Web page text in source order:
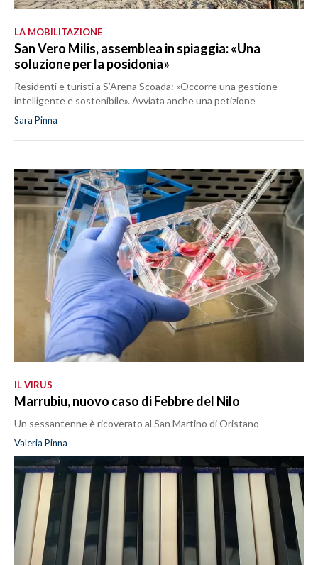
LA MOBILITAZIONE
San Vero Milis, assemblea in spiaggia: «Una
soluzione per la posidonia»
Residenti e turisti a S’Arena Scoada: «Occorre una gestione
intelligente e sostenibile». Avviata anche una petizione
Sara Pinna
IL VIRUS
Marrubiu, nuovo caso di Febbre del Nilo
Un sessantenne è ricoverato al San Martino di Oristano
Valeria Pinna